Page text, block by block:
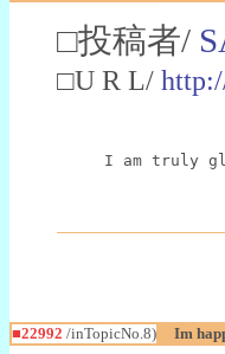
□投稿者/
□U R L/
I am truly
■22992 /inTopicNo.8) Im